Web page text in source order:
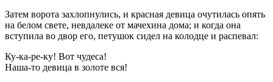
Затем ворота захлопнулись, и красная девица очутилась опять
на белом свете, невдалеке от мачехина дома; и когда она
вступила во двор его, петушок сидел на колодце и распевал:
Ку-ка-ре-ку! Вот чудеса!
Наша-то девица в золоте вся!